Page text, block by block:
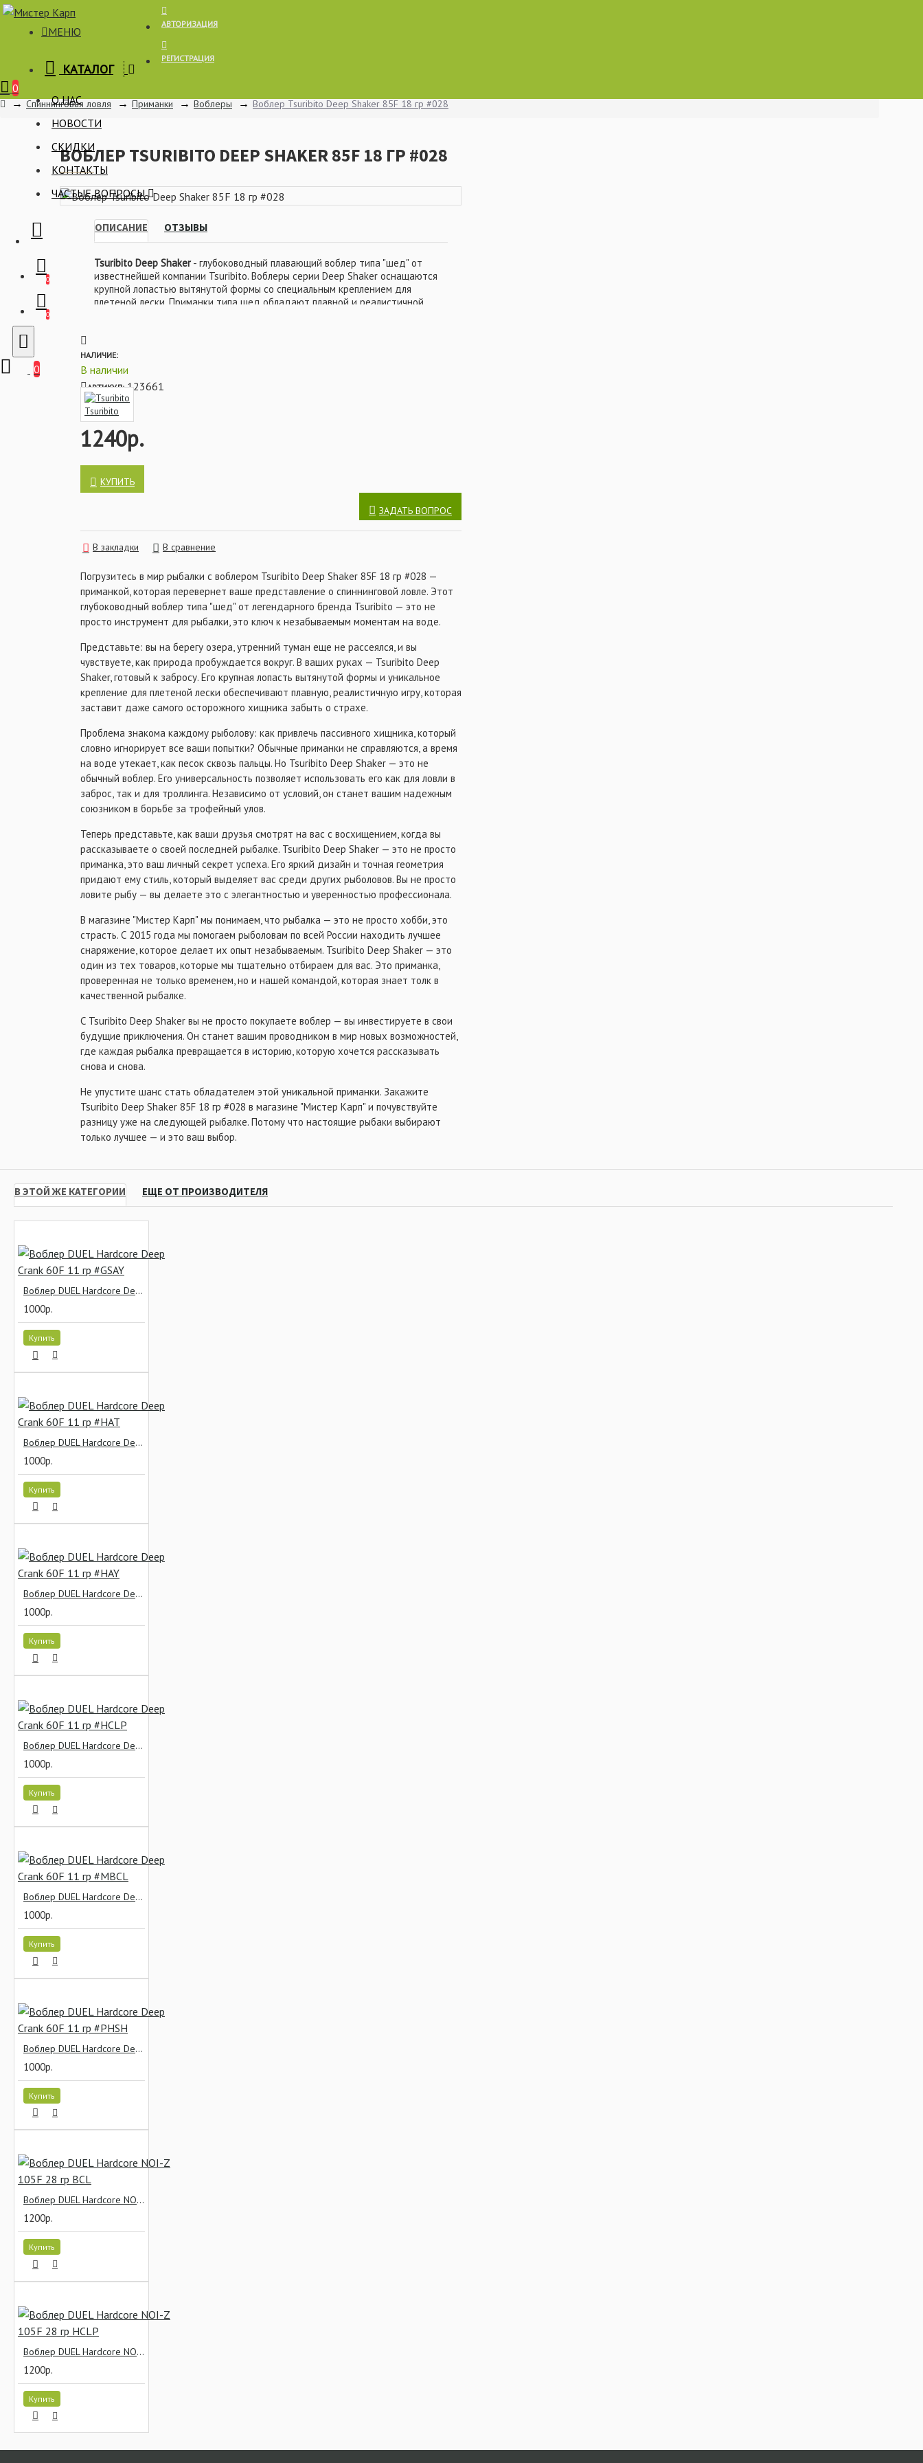
Корзина
МЕНЮ
КАТАЛОГ
О НАС
НОВОСТИ
СКИДКИ
КОНТАКТЫ
ЧАСТЫЕ ВОПРОСЫ
0
0
0
АВТОРИЗАЦИЯ
РЕГИСТРАЦИЯ
0
Спиннинговая ловля Приманки Воблеры Воблер Tsuribito Deep Shaker 85F 18 гр #028
ВОБЛЕР TSURIBITO DEEP SHAKER 85F 18 ГР #028
ОПИСАНИЕ ОТЗЫВЫ
Tsuribito Deep Shaker- глубоководный плавающий воблер типа "шед" от
известнейшей компании Tsuribito. Воблеры серии Deep Shaker оснащаются
крупной лопастью вытянутой формы со специальным креплением для
плетеной лески. Приманки типа шед обладают плавной и реалистичной
Характеристики:
- Цвет: 028
- Размер: 85 мм
- Заглубление: 4,5 - 6 м
- Тип: шед (shad)
- Вес: 18 гр
1240р.
НАЛИЧИЕ:
В наличии
АРТИКУЛ: 123661
Tsuribito
КУПИТЬ
ЗАДАТЬ ВОПРОС
В закладки В сравнение
Погрузитесь в мир рыбалки с воблером Tsuribito Deep Shaker 85F 18 гр #028 —
приманкой, которая перевернет ваше представление о спиннинговой ловле. Этот
глубоководный воблер типа "шед" от легендарного бренда Tsuribito — это не
просто инструмент для рыбалки, это ключ к незабываемым моментам на воде.
Представьте: вы на берегу озера, утренний туман еще не рассеялся, и вы
чувствуете, как природа пробуждается вокруг. В ваших руках — Tsuribito Deep
Shaker, готовый к забросу. Его крупная лопасть вытянутой формы и уникальное
крепление для плетеной лески обеспечивают плавную, реалистичную игру, которая
заставит даже самого осторожного хищника забыть о страхе.
Проблема знакома каждому рыболову: как привлечь пассивного хищника, который
словно игнорирует все ваши попытки? Обычные приманки не справляются, а время
на воде утекает, как песок сквозь пальцы. Но Tsuribito Deep Shaker — это не
обычный воблер. Его универсальность позволяет использовать его как для ловли в
заброс, так и для троллинга. Независимо от условий, он станет вашим надежным
союзником в борьбе за трофейный улов.
Теперь представьте, как ваши друзья смотрят на вас с восхищением, когда вы
рассказываете о своей последней рыбалке. Tsuribito Deep Shaker — это не просто
приманка, это ваш личный секрет успеха. Его яркий дизайн и точная геометрия
придают ему стиль, который выделяет вас среди других рыболовов. Вы не просто
ловите рыбу — вы делаете это с элегантностью и уверенностью профессионала.
В магазине "Мистер Карп" мы понимаем, что рыбалка — это не просто хобби, это
страсть. С 2015 года мы помогаем рыболовам по всей России находить лучшее
снаряжение, которое делает их опыт незабываемым. Tsuribito Deep Shaker — это
один из тех товаров, которые мы тщательно отбираем для вас. Это приманка,
проверенная не только временем, но и нашей командой, которая знает толк в
качественной рыбалке.
С Tsuribito Deep Shaker вы не просто покупаете воблер — вы инвестируете в свои
будущие приключения. Он станет вашим проводником в мир новых возможностей,
где каждая рыбалка превращается в историю, которую хочется рассказывать
снова и снова.
Не упустите шанс стать обладателем этой уникальной приманки. Закажите
Tsuribito Deep Shaker 85F 18 гр #028 в магазине "Мистер Карп" и почувствуйте
разницу уже на следующей рыбалке. Потому что настоящие рыбаки выбирают
только лучшее — и это ваш выбор.
В ЭТОЙ ЖЕ КАТЕГОРИИ ЕЩЕ ОТ ПРОИЗВОДИТЕЛЯ
Воблер DUEL Hardcore Deep Crank 60F 11 гр #GSAY
1000р.
Купить
Воблер DUEL Hardcore Deep Crank 60F 11 гр #HAT
1000р.
Купить
Воблер DUEL Hardcore Deep Crank 60F 11 гр #HAY
1000р.
Купить
Воблер DUEL Hardcore Deep Crank 60F 11 гр #HCLP
1000р.
Купить
Воблер DUEL Hardcore Deep Crank 60F 11 гр #MBCL
1000р.
Купить
Воблер DUEL Hardcore Deep Crank 60F 11 гр #PHSH
1000р.
Купить
Воблер DUEL Hardcore NOI-Z 105F 28 гр BCL
1200р.
Купить
Воблер DUEL Hardcore NOI-Z 105F 28 гр HCLP
1200р.
Купить